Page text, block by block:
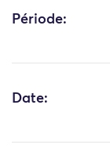
Période:
Date: